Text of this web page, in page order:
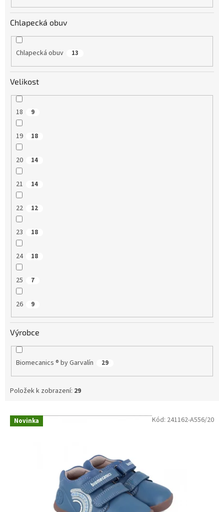
Chlapecká obuv
Chlapecká obuv 13
Velikost
18 9
19 18
20 14
21 14
22 12
23 18
24 18
25 7
26 9
Výrobce
Biomecanics ® by Garvalín 29
Položek k zobrazení: 29
V Novinka Kód: 241162-A556/20